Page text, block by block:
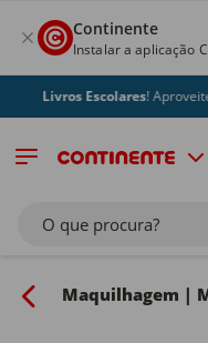
Continente
Instalar a aplicação
Escolares! Aproveite 5%
O que procura?
Maquilhagem |